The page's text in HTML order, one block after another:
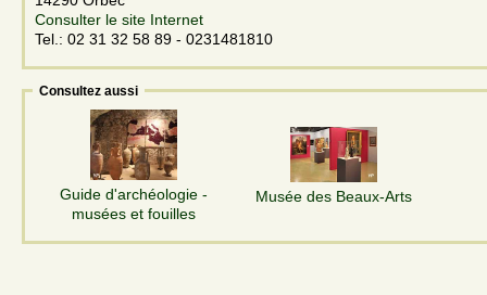
Consulter le site Internet
Tel.: 02 31 32 58 89 - 0231481810
Consultez aussi
Guide d'archéologie -
musées et fouilles
Musée des Beaux-Arts